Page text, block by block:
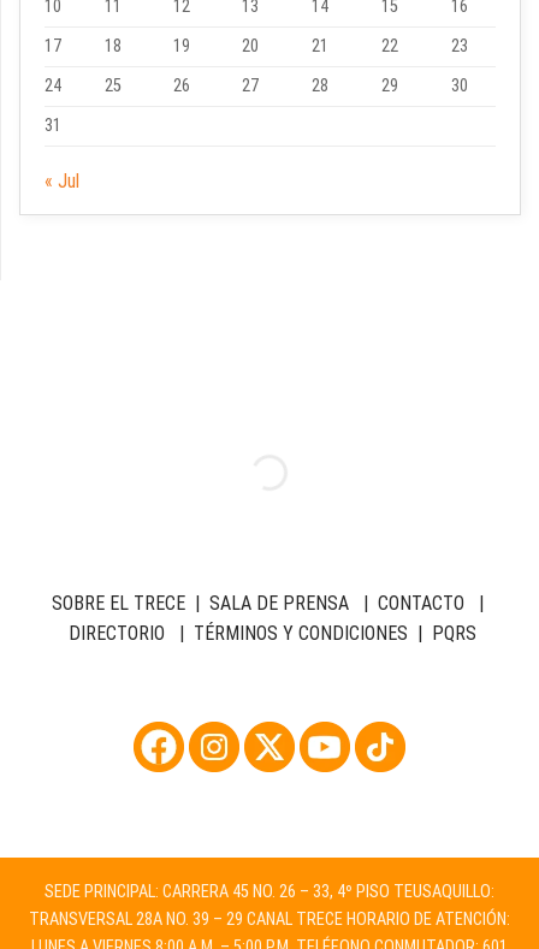
10
11 12 13 14 15
16
17
18 19 20 21 22
23
24
25 26 27 28 29
30
31
« Jul
SOBRE EL TRECE| SALA DE PRENSA| CONTACTO |
DIRECTORIO | TÉRMINOS Y CONDICIONES | PQRS
SEDE PRINCIPAL: CARRERA 45 NO. 26 – 33, 4º PISO TEUSAQUILLO:
TRANSVERSAL 28A NO. 39 – 29 CANAL TRECE HORARIO DE ATENCIÓN: